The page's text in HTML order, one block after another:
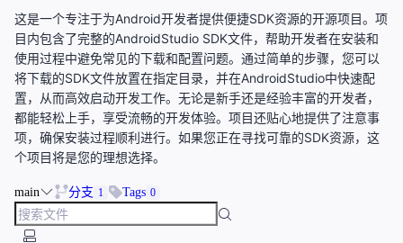
这是一个专注于为Android开发者提供便捷SDK资源的开源项目。项
目内包含了完整的AndroidStudio SDK文件，帮助开发者在安装和
使用过程中避免常见的下载和配置问题。通过简单的步骤，您可以
将下载的SDK文件放置在指定目录，并在AndroidStudio中快速配
置，从而高效启动开发工作。无论是新手还是经验丰富的开发者，
都能轻松上手，享受流畅的开发体验。项目还贴心地提供了注意事
项，确保安装过程顺利进行。如果您正在寻找可靠的SDK资源，这
个项目将是您的理想选择。
main 分支 1 Tags 0